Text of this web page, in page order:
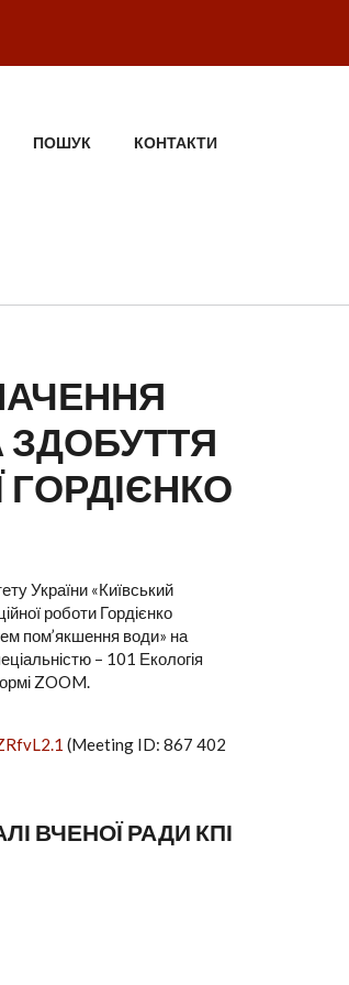
ПОШУК КОНТАКТИ
ЗДОБУТТЯ
України «Київський
роботи Гордієнко
пом’якшення води» на
– 101 Екологія
ZOOM.
(Meeting ID: 867 402
ВЧЕНОЇ РАДИ КПІ